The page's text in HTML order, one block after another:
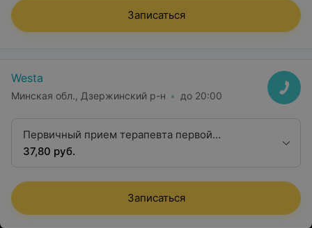
Записаться
Westa
Минская обл., Дзержинский р-н до 20:00
Первичный прием терапевта первой
квалификационной категории
37,80 руб.
Записаться